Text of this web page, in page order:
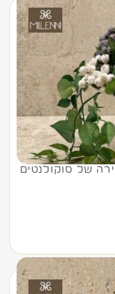
של סוקולנטים